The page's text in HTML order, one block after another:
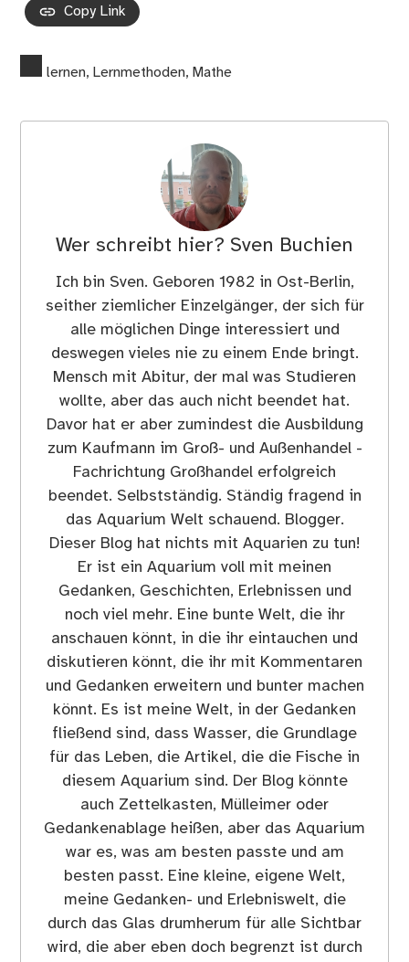
Copy Link
lernen, Lernmethoden, Mathe
Wer schreibt hier? Sven Buchien
Ich bin Sven. Geboren 1982 in Ost-Berlin,
seither ziemlicher Einzelgänger, der sich für
alle möglichen Dinge interessiert und
deswegen vieles nie zu einem Ende bringt.
Mensch mit Abitur, der mal was Studieren
wollte, aber das auch nicht beendet hat.
Davor hat er aber zumindest die Ausbildung
zum Kaufmann im Groß- und Außenhandel -
Fachrichtung Großhandel erfolgreich
beendet. Selbstständig. Ständig fragend in
das Aquarium Welt schauend. Blogger.
Dieser Blog hat nichts mit Aquarien zu tun!
Er ist ein Aquarium voll mit meinen
Gedanken, Geschichten, Erlebnissen und
noch viel mehr. Eine bunte Welt, die ihr
anschauen könnt, in die ihr eintauchen und
diskutieren könnt, die ihr mit Kommentaren
und Gedanken erweitern und bunter machen
könnt. Es ist meine Welt, in der Gedanken
fließend sind, dass Wasser, die Grundlage
für das Leben, die Artikel, die die Fische in
diesem Aquarium sind. Der Blog könnte
auch Zettelkasten, Mülleimer oder
Gedankenablage heißen, aber das Aquarium
war es, was am besten passte und am
besten passt. Eine kleine, eigene Welt,
meine Gedanken- und Erlebniswelt, die
durch das Glas drumherum für alle Sichtbar
wird, die aber eben doch begrenzt ist durch